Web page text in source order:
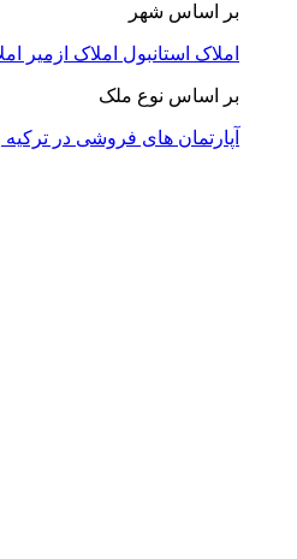
بر اساس شهر
املاک استانبول املاک ازمیر
بر اساس نوع ملک
آپارتمان های فروشی در ترکیه